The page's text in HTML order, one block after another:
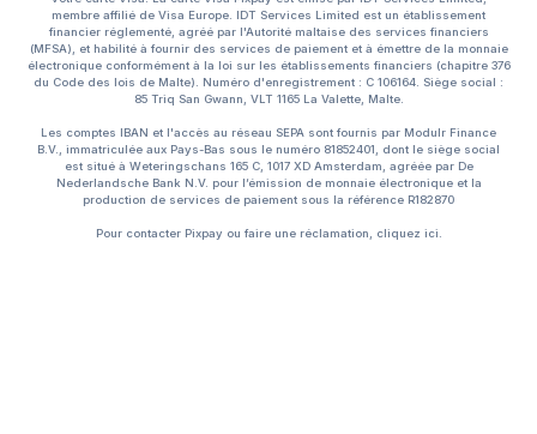
membre affilié de Visa Europe. IDT Services Limited est un établissement
financier réglementé, agréé par l'Autorité maltaise des services financiers
(MFSA), et habilité à fournir des services de paiement et à émettre de la monnaie
électronique conformément à la loi sur les établissements financiers (chapitre 376
du Code des lois de Malte). Numéro d'enregistrement : C 106164. Siège social :
85 Triq San Gwann, VLT 1165 La Valette, Malte.
Les comptes IBAN et l'accès au réseau SEPA sont fournis par Modulr Finance
B.V., immatriculée aux Pays-Bas sous le numéro 81852401, dont le siège social
est situé à Weteringschans 165 C, 1017 XD Amsterdam, agréée par De
Nederlandsche Bank N.V. pour l’émission de monnaie électronique et la
production de services de paiement sous la référence R182870
Pour contacter Pixpay ou faire une réclamation, cliquez ici.